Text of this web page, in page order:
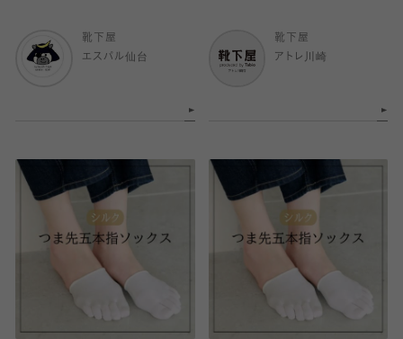
靴下屋
エスパル仙台
靴下屋
アトレ川崎